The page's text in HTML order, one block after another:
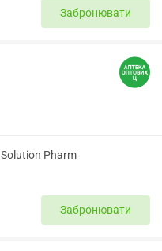
Забронювати
Pharm
Забронювати